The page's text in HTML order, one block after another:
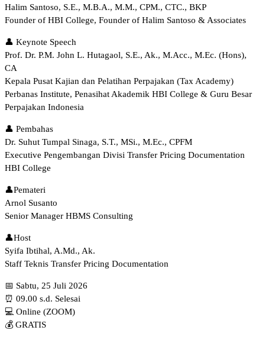
Halim Santoso, S.E., M.B.A., M.M., CPM., CTC., BKP
Founder of HBI College, Founder of Halim Santoso & Associates
👤 Keynote Speech
Prof. Dr. P.M. John L. Hutagaol, S.E., Ak., M.Acc., M.Ec. (Hons),
CA
Kepala Pusat Kajian dan Pelatihan Perpajakan (Tax Academy)
Perbanas Institute, Penasihat Akademik HBI College & Guru Besar
Perpajakan Indonesia
👤 Pembahas
Dr. Suhut Tumpal Sinaga, S.T., MSi., M.Ec., CPFM
Executive Pengembangan Divisi Transfer Pricing Documentation
HBI College
👤Pemateri
Arnol Susanto
Senior Manager HBMS Consulting
👤Host
Syifa Ibtihal, A.Md., Ak.
Staff Teknis Transfer Pricing Documentation
📅 Sabtu, 25 Juli 2026
⏰ 09.00 s.d. Selesai
💻 Online (ZOOM)
💰 GRATIS